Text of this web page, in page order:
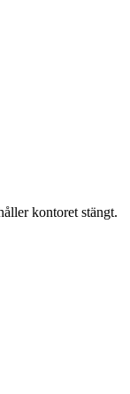
kontoret stängt.